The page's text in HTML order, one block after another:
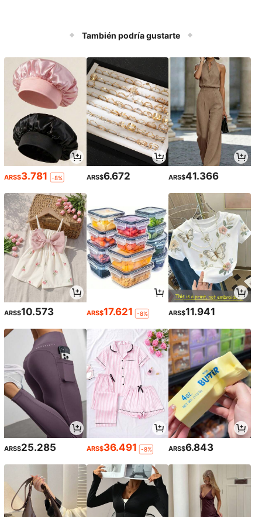
También podría gustarte
ARS$3.781 -8% ARS$6.672 ARS$41.366
ARS$10.573 ARS$17.621 -8% ARS$11.941
ARS$25.285 ARS$36.491 -8% ARS$6.843